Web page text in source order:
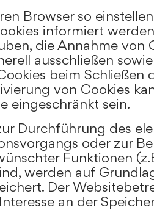
Browser so
informiert
die Annahme von
ausschließen
beim Schließen
von Cookies
eingeschränkt sein.
Durchführung des
oder zur
Funktionen
werden auf
Der
an der